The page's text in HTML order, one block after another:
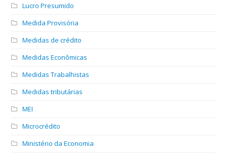
Lucro Presumido
Medida Provisória
Medidas de crédito
Medidas Econômicas
Medidas Trabalhistas
Medidas tributárias
MEI
Microcrédito
Ministério da Economia